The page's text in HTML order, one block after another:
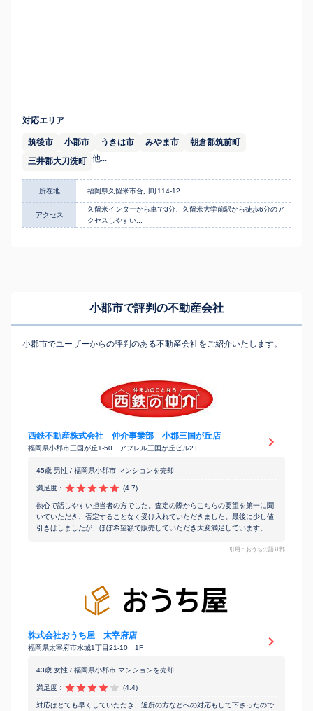
対応エリア
筑後市 小郡市 うきは市 みやま市
朝倉郡筑前町
三井郡大刀洗町 他...
所在地 福岡県久留米市合川町114-12
アクセス
久留米インターから車で3分、久留米大学前駅から徒歩6分のア
クセスしやすい...
小郡市で評判の不動産会社
小郡市でユーザーからの評判のある不動産会社をご紹介いたします。
西鉄不動産株式会社 仲介事業部 小郡三国が丘店
福岡県小郡市三国が丘1-50 アフレル三国が丘ビル2Ｆ
45歳 男性 / 福岡県小郡市 マンションを売却
満足度： (4.7)
熱心で話しやすい担当者の方でした。査定の際からこちらの要望を第一に聞
いていただき、否定することなく受け入れていただきました。最後に少し値
引きはしましたが、ほぼ希望額で販売していただき大変満足しています。
引用：おうちの語り部
株式会社おうち屋 太宰府店
福岡県太宰府市水城1丁目21-10 1F
43歳 女性 / 福岡県小郡市 マンションを売却
満足度： (4.4)
対応はとても早くしていただき、近所の方などへの対応もして下さったので